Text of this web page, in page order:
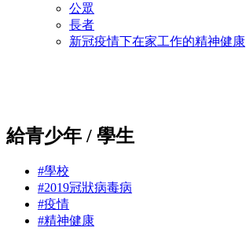
公眾
長者
新冠疫情下在家工作的精神健康
給青少年 / 學生
#學校
#2019冠狀病毒病
#疫情
#精神健康